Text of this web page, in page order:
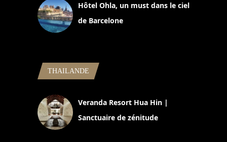
Hôtel Ohla, un must dans le ciel
de Barcelone
THAILANDE
Veranda Resort Hua Hin |
Sanctuaire de zénitude